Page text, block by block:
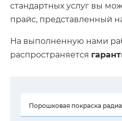
стандартных услуг вы
прайс, представленный
На выполненную нами
распространяется